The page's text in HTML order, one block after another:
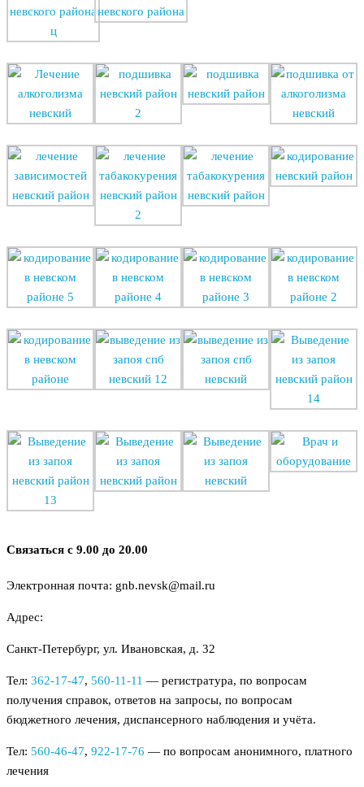
Связаться с 9.00 до 20.00
Электронная почта: gnb.nevsk@mail.ru
Адрес:
Санкт-Петербург, ул. Ивановская, д. 32
Тел: 362-17-47, 560-11-11 — регистратура, по вопросам
получения справок, ответов на запросы, по вопросам
бюджетного лечения, диспансерного наблюдения и учёта.
Тел: 560-46-47, 922-17-76 — по вопросам анонимного, платного
лечения